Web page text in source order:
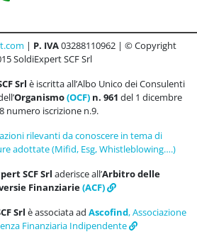
| P. IVA03288110962 | © Copyright
SoldiExpert SCF Srl
Srl è iscritta all’Albo Unico dei Consulenti
Organismo(OCF)n. 961 del 1 dicembre
numero iscrizione n.9.
rilevanti da conoscere in tema di
adottate (Mifid, Esg, Whistleblowing….)
SCF Srl aderisce all’Arbitro delle
Finanziarie(ACF)
Srl è associata ad Ascofind, Associazione
Finanziaria Indipendente